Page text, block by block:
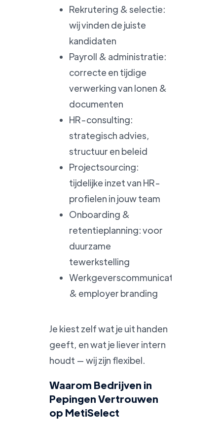
Rekrutering & selectie:
wij vinden de juiste
kandidaten
Payroll & administratie:
correcte en tijdige
verwerking van lonen &
documenten
HR-consulting:
strategisch advies,
structuur en beleid
Projectsourcing:
tijdelijke inzet van HR-
profielen in jouw team
Onboarding &
retentieplanning: voor
duurzame
tewerkstelling
Werkgeverscommunicatie
& employer branding
Je kiest zelf wat je uit handen
geeft, en wat je liever intern
houdt — wij zijn flexibel.
Waarom Bedrijven in
Pepingen Vertrouwen
op MetiSelect